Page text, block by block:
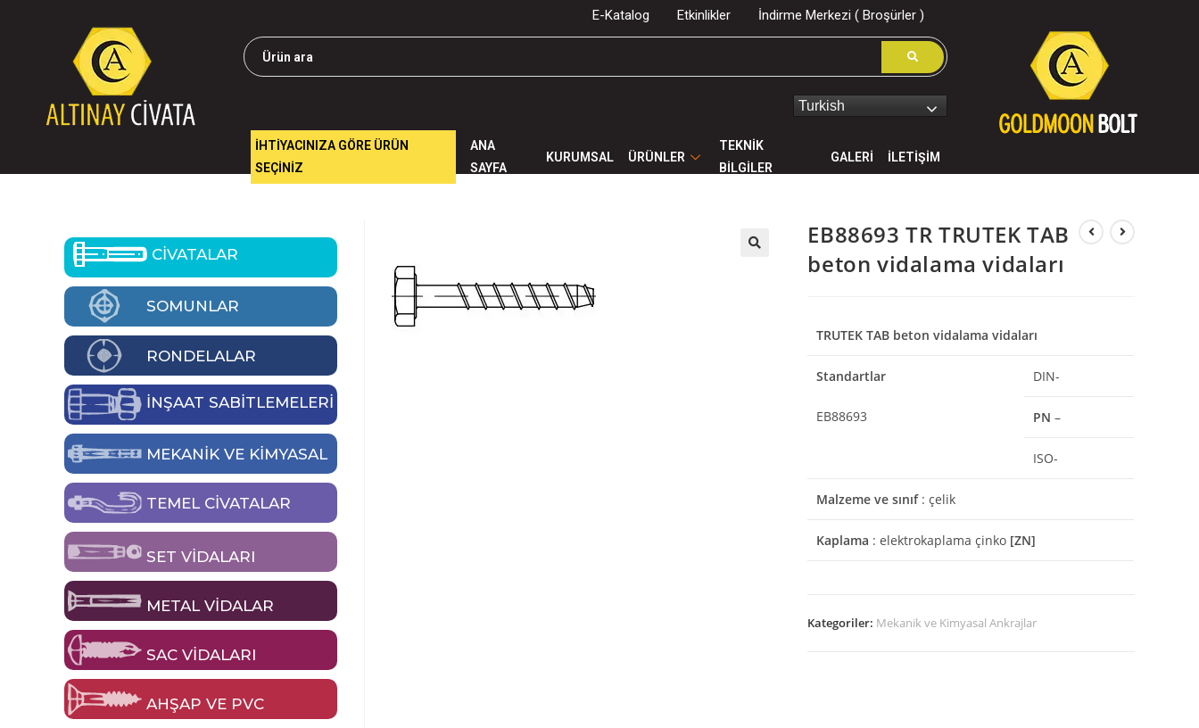
E-Katalog Etkinlikler İndirme Merkezi ( Broşürler )
Turkish
İHTİYACINIZA GÖRE ÜRÜN
SEÇİNİZ
ANA
SAYFA
KURUMSAL ÜRÜNLER
TEKNİK
BİLGİLER
GALERİ İLETİŞİM
EB88693 TR TRUTEK TAB
beton vidalama vidaları
TRUTEK TAB beton vidalama vidaları
Standartlar
EB88693
DIN-
PN –
ISO-
Malzeme ve sınıf: çelik
Kaplama : elektrokaplama çinko [ZN]
Kategoriler: Mekanik ve Kimyasal Ankrajlar
CİVATALAR
SOMUNLAR
RONDELALAR
İNŞAAT SABİTLEMELERİ
MEKANIK VE KIMYASAL
TEMEL CIVATALAR
SET VIDALARI
METAL VIDALAR
SAC VIDALARI
AHŞAP VE PVC